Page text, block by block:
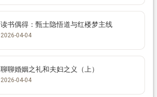
读书偶得：甄士隐悟道与红楼梦主线
2026-04-04
聊聊婚姻之礼和夫妇之义（上）
2026-04-04